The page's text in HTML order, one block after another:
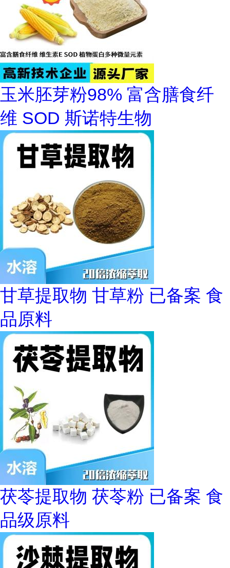
玉米胚芽粉98% 富含膳食纤
维 SOD 斯诺特生物
甘草提取物 甘草粉 已备案 食
品原料
茯苓提取物 茯苓粉 已备案 食
品级原料